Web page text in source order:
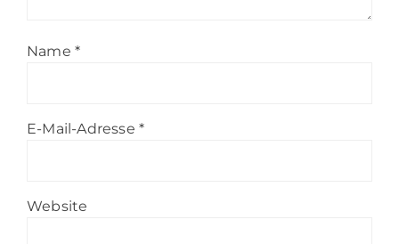
Name *
E-Mail-Adresse *
Website